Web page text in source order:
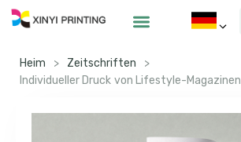
Heim > Zeitschriften
>
Individueller Druck von Lifestyle-Magazinen